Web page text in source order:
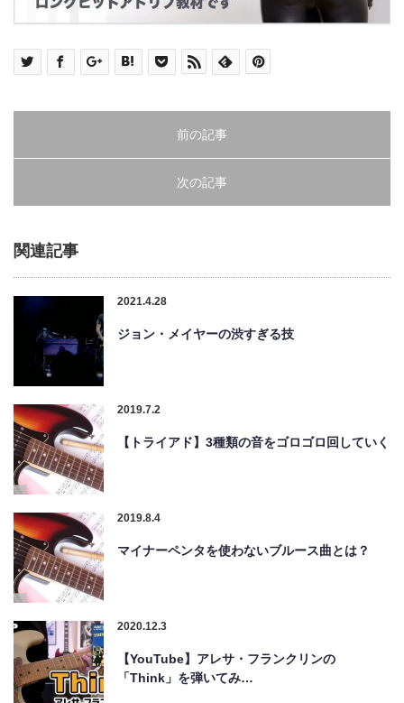
前の記事
次の記事
関連記事
2021.4.28
ジョン・メイヤーの渋すぎる技
2019.7.2
【トライアド】3種類の音をゴロゴロ回していく
2019.8.4
マイナーペンタを使わないブルース曲とは？
2020.12.3
【YouTube】アレサ・フランクリンの
「Think」を弾いてみ…